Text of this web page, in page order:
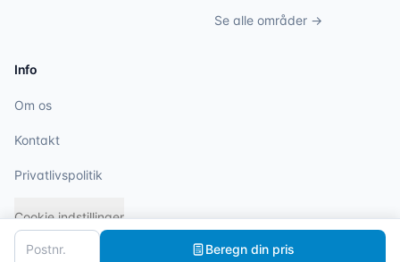
Beregn din pris
Se alle områder →
Info
Om os
Kontakt
Privatlivspolitik
Cookie indstillinger